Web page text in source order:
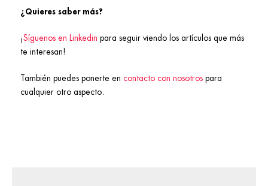
¿Quieres saber más?
¡Síguenos en Linkedin para seguir viendo los artículos que más
te interesan!
También puedes ponerte en contacto con nosotros para
cualquier otro aspecto.